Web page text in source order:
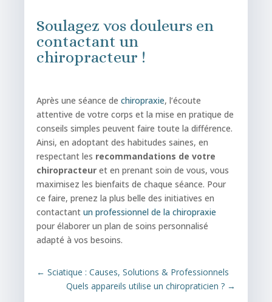
Soulagez vos douleurs en
contactant un
chiropracteur !
Après une séance dechiropraxie, l’écoute
attentive de votre corps et la mise en pratique de
conseils simples peuvent faire toute la différence.
Ainsi, en adoptant des habitudes saines, en
respectant les recommandations de votre
chiropracteur et en prenant soin de vous, vous
maximisez les bienfaits de chaque séance. Pour
ce faire, prenez la plus belle des initiatives en
contactantun professionnel de la chiropraxie
pour élaborer un plan de soins personnalisé
adapté à vos besoins.
←Sciatique : Causes, Solutions & Professionnels
Quels appareils utilise un chiropraticien ?→